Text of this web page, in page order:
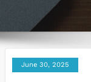
June 30, 2025